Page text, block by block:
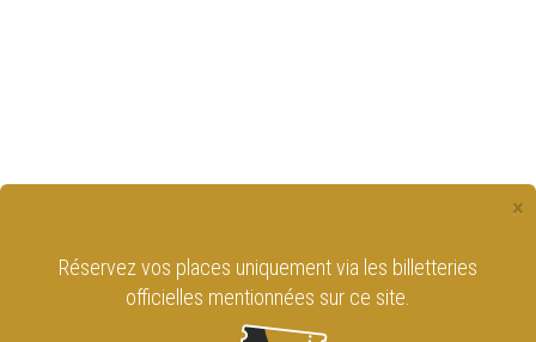
×
Réservez vos places uniquement via les billetteries
officielles mentionnées sur ce site.